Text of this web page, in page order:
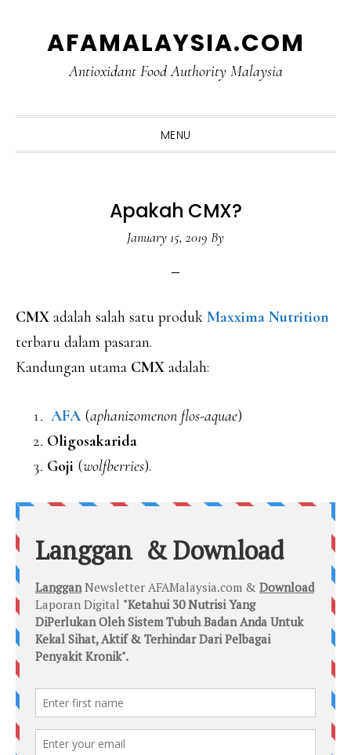
AFAMALAYSIA.COM
Antioxidant Food Authority Malaysia
MENU
Apakah CMX?
January 15, 2019 By
CMX adalah salah satu produk Maxxima Nutrition
terbaru dalam pasaran.
Kandungan utama CMX adalah:
AFA (aphanizomenon flos-aquae)
Oligosakarida
Goji (wolfberries).